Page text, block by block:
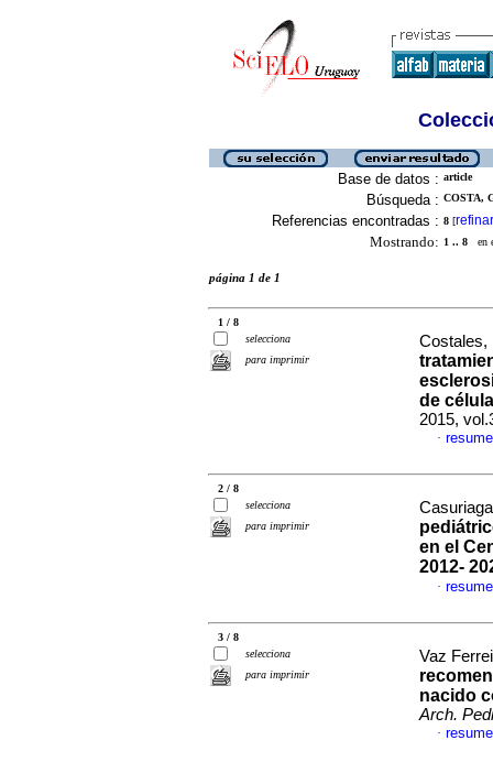
Base de datos : article
Búsqueda : COSTA,
Referencias encontradas : 8 [refinar
Mostrando: 1 .. 8 en
página 1 de 1
1 / 8
selecciona
para imprimir
Costales,
de
2015,
·
2 / 8
selecciona
para imprimir
en el
2012-
·
3 / 8
selecciona
para imprimir
Vaz
nacido
Arch.
·